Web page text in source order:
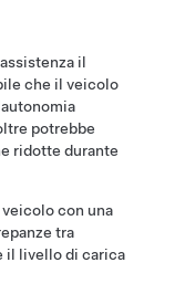
il
che il veicolo
potrebbe
ridotte durante
con una
tra
il livello di carica